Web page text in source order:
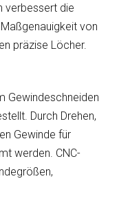
verbessert die
von
präzise Löcher.
Gewindeschneiden
Durch Drehen,
Gewinde für
werden. CNC-